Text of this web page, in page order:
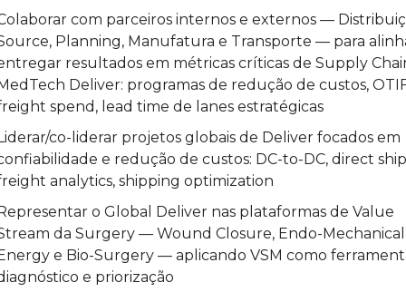
com parceiros internos e externos —
Planning, Manufatura e Transporte — para
resultados em métricas críticas de Supply
Deliver: programas de redução de custos,
spend, lead time de lanes estratégicas
co-liderar projetos globais de Deliver focados em
e redução de custos: DC-to-DC, direct
analytics, shipping optimization
o Global Deliver nas plataformas de Value
da Surgery — Wound Closure, Endo-
e Bio-Surgery — aplicando VSM como
e priorização